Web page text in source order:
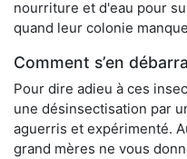
nourriture et d'eau pour
quand leur colonie
Comment s’en
Pour dire adieu à ces
une désinsectisation par
aguerris et expérimenté.
grand mères ne vous